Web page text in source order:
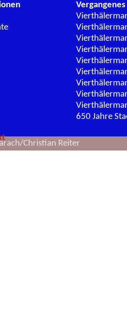
Vergangenes
650 Jahre
Christian Reiter